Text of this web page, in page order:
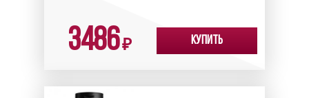
3486₽ Купить